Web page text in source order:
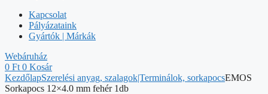
Kapcsolat
Pályázataink
Gyártók | Márkák
Webáruház
0 Ft 0 Kosár
KezdőlapSzerelési anyag, szalagok|Terminálok, sorkapocsEMOS
Sorkapocs 12×4.0 mm fehér 1db